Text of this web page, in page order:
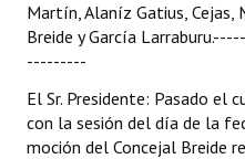
Martín, Alaníz Gatius,
Breide y García
---------
El Sr. Presidente: Pasado
con la sesión del día de la
moción del Concejal Breide